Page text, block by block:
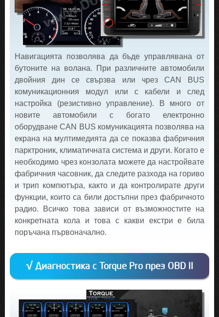
Навигацията позволява да бъде управлявана от
бутоните на волана. При различните автомобили
двойния дин се свързва или чрез CAN BUS
комуникационния модул или с кабели и след
настройка (резистивно управление). В много от
новите автомобили с богато електронно
оборудване CAN BUS комуникацията позволява на
екрана на мултимедията да се показва фабричния
парктроник, климатичната система и други. Когато е
необходимо чрез конзолата можете да настройвате
фабричния часовник, да следите разхода на гориво
и трип компютъра, както и да контролирате други
функции, които са били достъпни през фабричното
радио. Всичко това зависи от възможностите на
конкретната кола и това с какви екстри е била
поръчана първоначално.
√ Диагностика с Torque Pro през OBD II